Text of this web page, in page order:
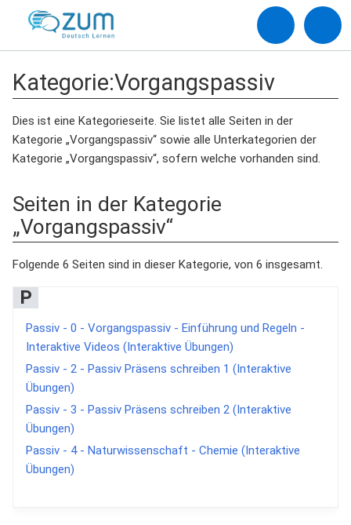
Kategorie:Vorgangspassiv
Dies ist eine Kategorieseite. Sie listet alle Seiten in der
Kategorie „Vorgangspassiv“ sowie alle Unterkategorien der
Kategorie „Vorgangspassiv“, sofern welche vorhanden sind.
Seiten in der Kategorie
„Vorgangspassiv“
Folgende 6 Seiten sind in dieser Kategorie, von 6 insgesamt.
P
Passiv - 0 - Vorgangspassiv - Einführung und Regeln -
Interaktive Videos (Interaktive Übungen)
Passiv - 2 - Passiv Präsens schreiben 1 (Interaktive
Übungen)
Passiv - 3 - Passiv Präsens schreiben 2 (Interaktive
Übungen)
Passiv - 4 - Naturwissenschaft - Chemie (Interaktive
Übungen)